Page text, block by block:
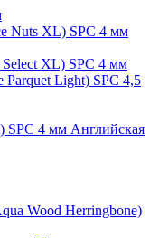
Nuts XL) SPC 4 мм
XL) SPC 4 мм
Parquet Light) SPC 4,5
SPC 4 мм Английская
Wood Herringbone)